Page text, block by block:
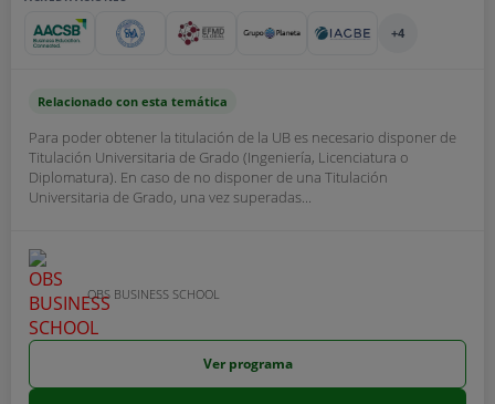
+4
Relacionado con esta temática
Para poder obtener la titulación de la UB es necesario disponer de
Titulación Universitaria de Grado (Ingeniería, Licenciatura o
Diplomatura). En caso de no disponer de una Titulación
Universitaria de Grado, una vez superadas...
OBS BUSINESS SCHOOL
Ver programa